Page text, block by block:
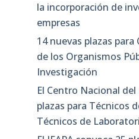
la incorporación de
empresas
14 nuevas plazas
de los Organismos
Investigación
El Centro Nacional
plazas para Técnicos
Técnicos de